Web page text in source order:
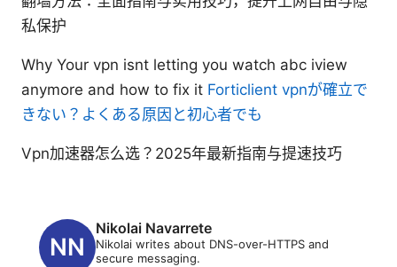
私保护
Why Your vpn isnt letting you watch abc iview
anymore and how to fix it Forticlient vpnが確立で
きない？よくある原因と初心者でも
Vpn加速器怎么选？2025年最新指南与提速技巧
Nikolai Navarrete
Nikolai writes about DNS-over-HTTPS and
secure messaging.